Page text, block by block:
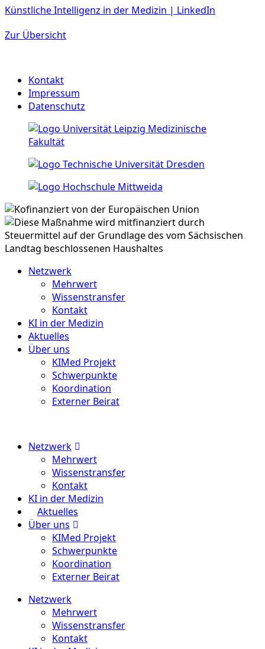
Künstliche Intelligenz in der Medizin | LinkedIn
Zur Übersicht
Kontakt
Impressum
Datenschutz
Netzwerk
Mehrwert
Wissenstransfer
Kontakt
KI in der Medizin
Aktuelles
Über uns
KIMed Projekt
Schwerpunkte
Koordination
Externer Beirat
Netzwerk
Mehrwert
Wissenstransfer
Kontakt
KI in der Medizin
Aktuelles
Über uns
KIMed Projekt
Schwerpunkte
Koordination
Externer Beirat
Netzwerk
Mehrwert
Wissenstransfer
Kontakt